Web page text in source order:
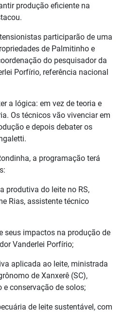
produção eficiente na
participarão de uma
de Palmitinho e
do pesquisador da
Porfírio, referência nacional
a lógica: em vez de teoria e
Os técnicos vão vivenciar em
e depois debater os
a programação terá
produtiva do leite no RS,
Rias, assistente técnico
seus impactos na produção de
Vanderlei Porfírio;
aplicada ao leite, ministrada
de Xanxerê (SC),
e conservação de solos;
de leite sustentável, com